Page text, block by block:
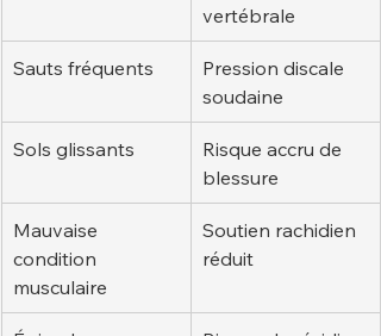
vertébrale
Sauts fréquents
Pression discale
soudaine
Sols glissants
Risque accru de
blessure
Mauvaise
condition
musculaire
Soutien rachidien
réduit